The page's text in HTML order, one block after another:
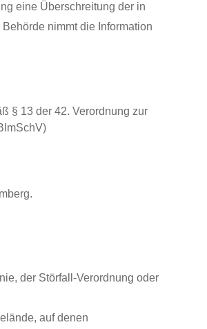
eine Überschreitung der in
nimmt die Information
§ 13 der 42. Verordnung zur
der Störfall-Verordnung oder
auf denen